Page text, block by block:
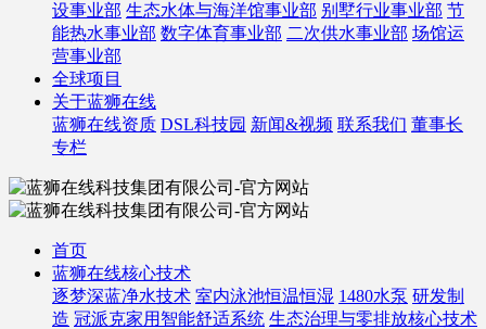
设事业部 生态水体与海洋馆事业部 别墅行业事业部 节
能热水事业部 数字体育事业部 二次供水事业部 场馆运
营事业部
全球项目
关于蓝狮在线
蓝狮在线资质 DSL科技园 新闻&视频 联系我们 董事长
专栏
首页
蓝狮在线核心技术
逐梦深蓝净水技术 室内泳池恒温恒湿 1480水泵 研发制
造 冠派克家用智能舒适系统 生态治理与零排放核心技术